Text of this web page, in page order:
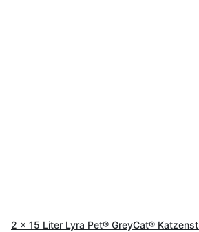
2 x 15 Liter Lyra Pet® GreyCat®